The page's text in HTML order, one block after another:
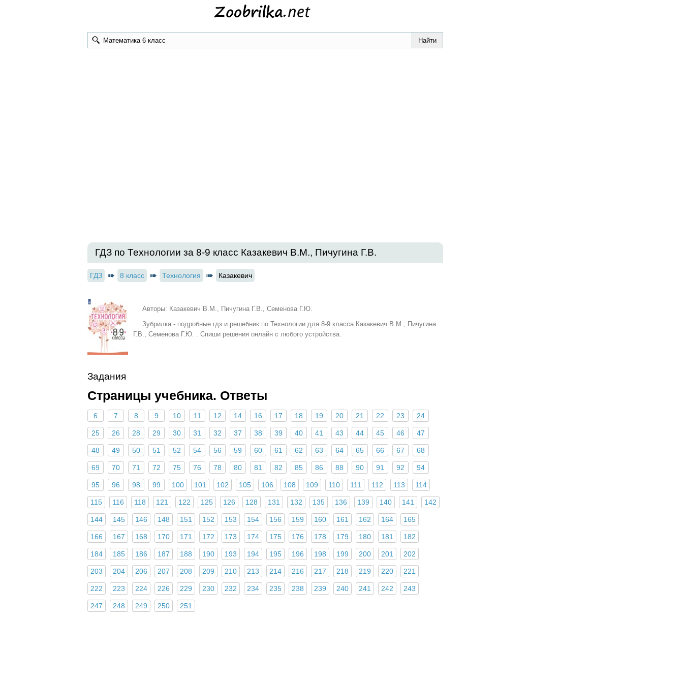
ГДЗ по Технологии за 8‐9 класс Казакевич В.М., Пичугина Г.В.
ГДЗ 8 класс Технология Казакевич
Авторы: Казакевич В.М., Пичугина Г.В., Семенова Г.Ю.
Зубрилка - подробные гдз и решебник по Технологии для 8‐9 класса Казакевич В.М., Пичугина
Г.В., Семенова Г.Ю. . Спиши решения онлайн с любого устройства.
Задания
Страницы учебника. Ответы
6 7 8 9 10 11 12 14 16 17 18 19 20 21 22 23 24
25 26 28 29 30 31 32 37 38 39 40 41 43 44 45 46 47
48 49 50 51 52 54 56 59 60 61 62 63 64 65 66 67 68
69 70 71 72 75 76 78 80 81 82 85 86 88 90 91 92 94
95 96 98 99 100 101 102 105 106 108 109 110 111 112 113 114
115 116 118 121 122 125 126 128 131 132 135 136 139 140 141 142
144 145 146 148 151 152 153 154 156 159 160 161 162 164 165
166 167 168 170 171 172 173 174 175 176 178 179 180 181 182
184 185 186 187 188 190 193 194 195 196 198 199 200 201 202
203 204 206 207 208 209 210 213 214 216 217 218 219 220 221
222 223 224 226 229 230 232 234 235 238 239 240 241 242 243
247 248 249 250 251